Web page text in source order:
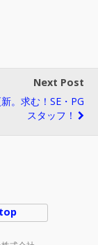
Next Post
。求む！SE・PG
スタッフ！